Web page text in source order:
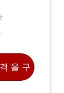
을 구